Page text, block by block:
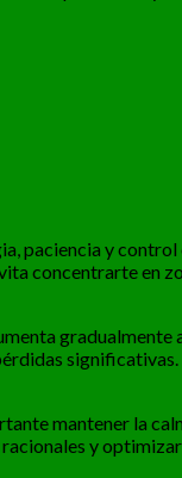
paciencia y
concentrarte en
gradualmente
mantener la
y